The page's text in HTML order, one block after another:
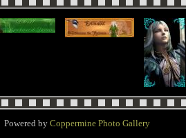
Powered by Coppermine Photo Gallery